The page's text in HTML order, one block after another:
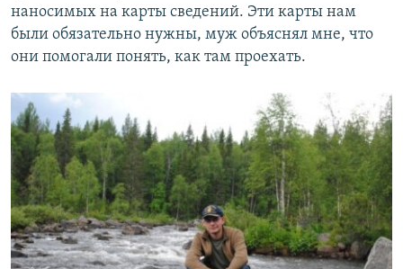
наносимых на карты сведений. Эти карты нам
были обязательно нужны, муж объяснял мне, что
они помогали понять, как там проехать.